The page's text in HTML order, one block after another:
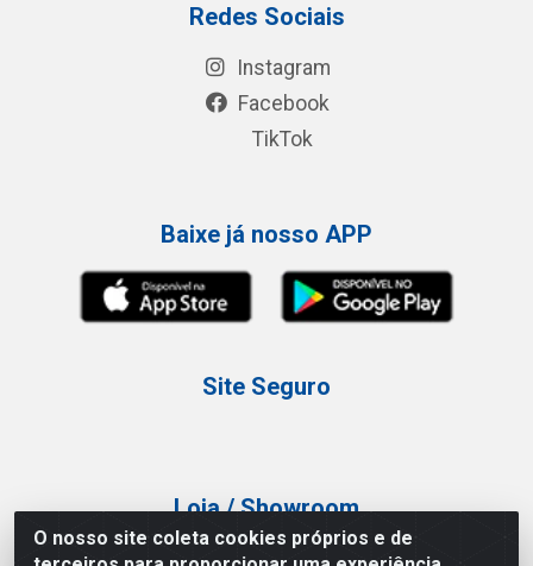
O nosso site coleta cookies próprios e de
Redes Sociais
Instagram
Facebook
TikTok
Baixe já nosso APP
Site Seguro
Loja / Showroom
Tel.: (11) 3227-0546